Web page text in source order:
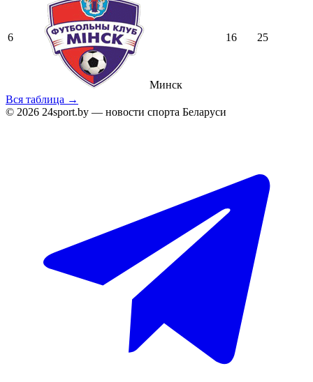
6
Минск
16 25
Вся таблица →
© 2026 24sport.by — новости спорта Беларуси